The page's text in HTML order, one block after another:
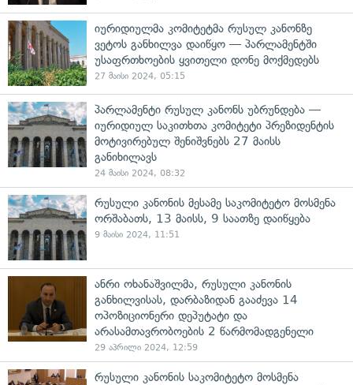
იურიდიულმა კომიტეტმა რუსულ კანონზე
ვეტოს განხილვა დაიწყო — პარლამენტში
უსაფრთხოების ყვითელი დონე მოქმედებს
27 მაისი 2024, 05:15
პარლამენტი რუსულ კანონს უბრუნდება —
იურიდიულ საკითხთა კომიტეტი პრეზიდენტის
მოტივირებულ შენიშვნებს 27 მაისს
განიხილავს
24 მაისი 2024, 08:32
რუსული კანონის მესამე საკომიტეტო მოსმენა
ორშაბათს, 13 მაისს, 9 საათზე დაიწყება
9 მაისი 2024, 11:51
ანრი ოხანაშვილმა, რუსული კანონის
განხილვისას, დარბაზიდან გააძევა 14
ოპოზიციონერი დეპუტატი და
არასამთავრობოების 2 წარმომადგენელი
29 აპრილი 2024, 12:59
რუსული კანონის საკომიტეტო მოსმენა